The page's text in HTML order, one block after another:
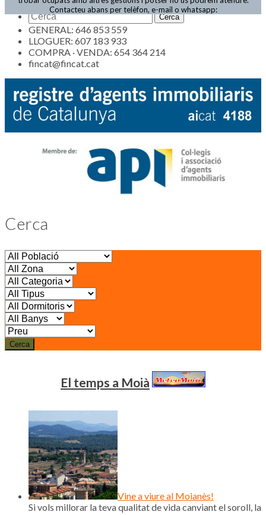
ActualitatContacteu abans per telèfon, e-mail o whatsapp:
GENERAL: 646 853 559
LLOGUER: 607 183 933
COMPRA · VENDA: 654 364 214
fincat@fincat.cat
Cerca
Cerca
El temps a Moià
Vine a viure al Moianès!
Si vols millorar la teva qualitat de vida canviant el soroll, la